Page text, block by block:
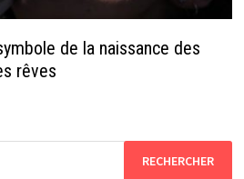
de la naissance des
rêves